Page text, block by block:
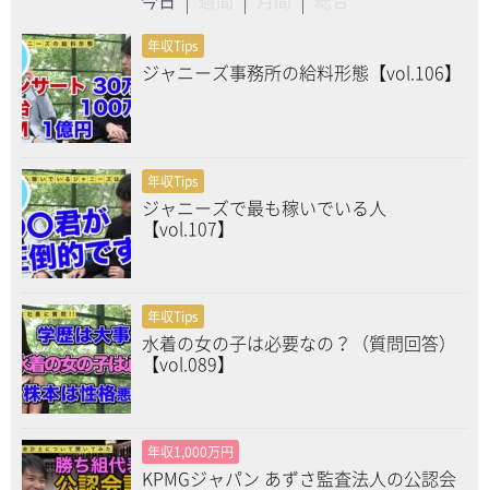
年収Tips
ジャニーズ事務所の給料形態【vol.106】
年収Tips
ジャニーズで最も稼いでいる人
【vol.107】
年収Tips
水着の女の子は必要なの？（質問回答）
【vol.089】
年収1,000万円
KPMGジャパン あずさ監査法人の公認会